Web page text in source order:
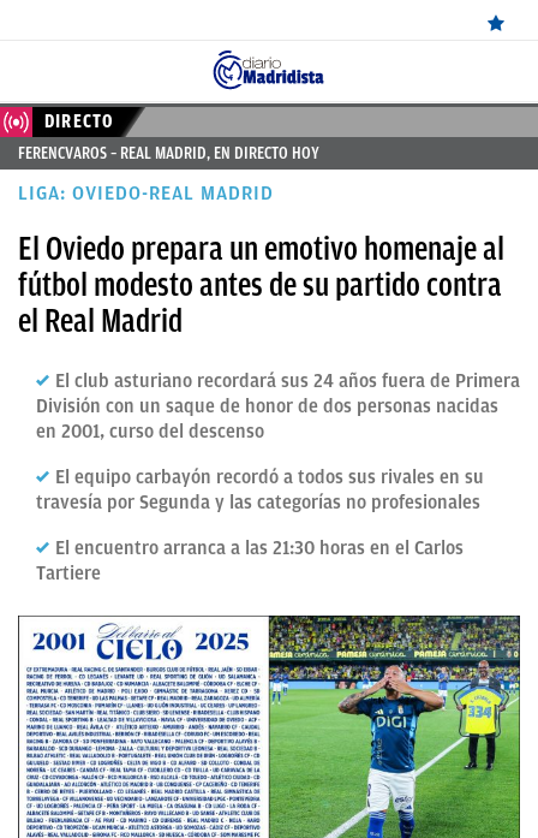
ÚLTIMAS
NOTICIAS
MADRID
BALONCESTO
FICHAJES
DIRECTO
FEMENINO
OKDIARIO
DIRECTO
FERENCVAROS – REAL MADRID, EN DIRECTO HOY
LIGA: OVIEDO-REAL MADRID
El Oviedo prepara un emotivo homenaje al
fútbol modesto antes de su partido contra
el Real Madrid
El club asturiano recordará sus 24 años fuera de Primera
División con un saque de honor de dos personas nacidas
en 2001, curso del descenso
El equipo carbayón recordó a todos sus rivales en su
travesía por Segunda y las categorías no profesionales
El encuentro arranca a las 21:30 horas en el Carlos
Tartiere